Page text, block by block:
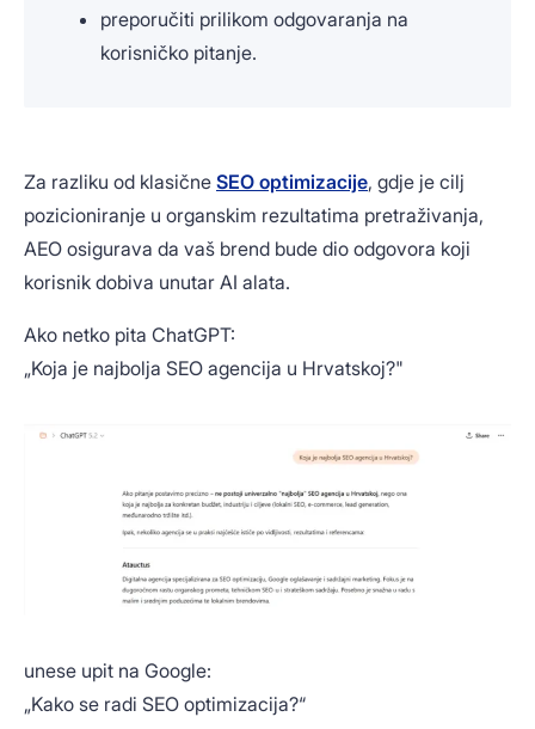
preporučiti prilikom odgovaranja na
korisničko pitanje.
Za razliku od klasične SEO optimizacije, gdje je cilj
pozicioniranje u organskim rezultatima pretraživanja,
AEO osigurava da vaš brend bude dio odgovora koji
korisnik dobiva unutar AI alata.
Ako netko pita ChatGPT:
„Koja je najbolja SEO agencija u Hrvatskoj?"
unese upit na Google:
„Kako se radi SEO optimizacija?“